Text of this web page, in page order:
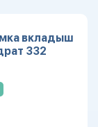
вкладыш
332